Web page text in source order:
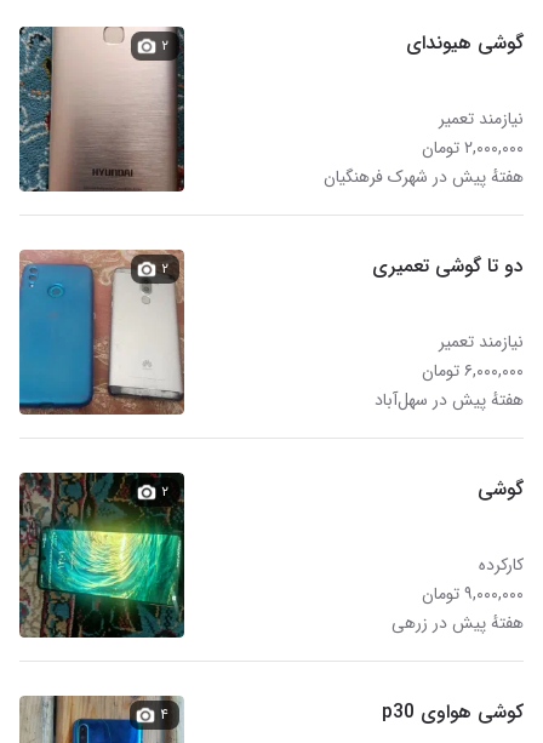
گوشی هیوندای
نیازمند تعمیر
۲,۰۰۰,۰۰۰ تومان
هفتهٔ پیش در شهرک فرهنگیان
۲
دو تا گوشی تعمیری
نیازمند تعمیر
۶,۰۰۰,۰۰۰ تومان
هفتهٔ پیش در سهل‌آباد
۲
گوشی
کارکرده
۹,۰۰۰,۰۰۰ تومان
هفتهٔ پیش در زرهی
۲
کوشی هواوی p30 ۴